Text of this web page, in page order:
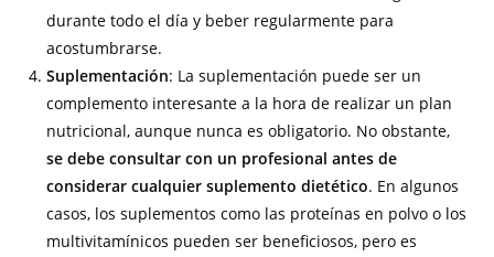
durante todo el día y beber regularmente para
acostumbrarse.
Suplementación: La suplementación puede ser un
complemento interesante a la hora de realizar un plan
nutricional, aunque nunca es obligatorio. No obstante,
se debe consultar con un profesional antes de
considerar cualquier suplemento dietético. En algunos
casos, los suplementos como las proteínas en polvo o los
multivitamínicos pueden ser beneficiosos, pero es